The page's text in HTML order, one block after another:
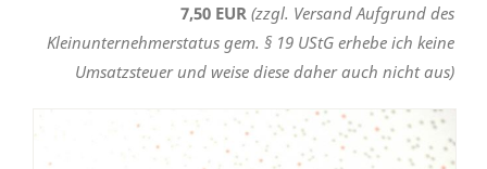
7,50 EUR (zzgl. Versand Aufgrund des
Kleinunternehmerstatus gem. § 19 UStG erhebe ich keine
Umsatzsteuer und weise diese daher auch nicht aus)